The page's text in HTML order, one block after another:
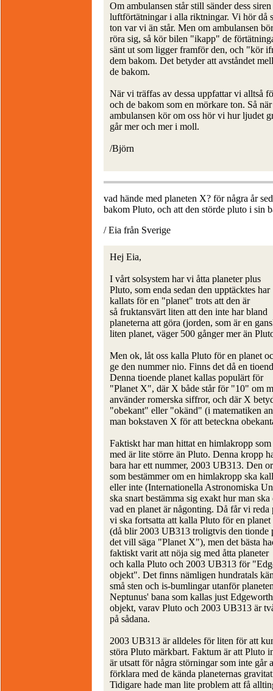
Om ambulansen står still sänder dess
luftförtätningar i alla riktningar. Vi hör då
ton var vi än står. Men om ambulansen
röra sig, så kör bilen "ikapp" de
sänt ut som ligger framför den, och "kör
dem bakom. Det betyder att avståndet
de bakom.
När vi träffas av dessa uppfattar vi alltså
och de bakom som en mörkare ton. Så när
ambulansen kör om oss hör vi hur ljudet
går mer och mer i moll.
/Björn
vad hände med planeten X? för några år
bakom Pluto, och att den störde pluto i sin
/ Eia från Sverige
Hej Eia,
I vårt solsystem har vi åtta planeter plus
Pluto, som enda sedan den upptäcktes har
kallats för en "planet" trots att den är
så fruktansvärt liten att den inte har bland
planeterna att göra (jorden, som är en
liten planet, väger 500 gånger mer än
Men ok, låt oss kalla Pluto för en planet
ge den nummer nio. Finns det då en
Denna tioende planet kallas populärt för
"Planet X", där X både står för "10" om
använder romerska siffror, och där X
"obekant" eller "okänd" (i matematiken
man bokstaven X för att beteckna
Faktiskt har man hittat en himlakropp
med är lite större än Pluto. Denna kropp
bara har ett nummer, 2003 UB313. Den
som bestämmer om en himlakropp ska
eller inte (Internationella Astronomiska
ska snart bestämma sig exakt hur man
vad en planet är någonting. Då får vi reda
vi ska fortsatta att kalla Pluto för en planet
(då blir 2003 UB313 troligtvis den tionde
det vill säga "Planet X"), men det bästa
faktiskt varit att nöja sig med åtta planeter
och kalla Pluto och 2003 UB313 för
objekt". Det finns nämligen hundratals
små sten och is-bumlingar utanför
Neptunus' bana som kallas just
objekt, varav Pluto och 2003 UB313 är
på sådana.
2003 UB313 är alldeles för liten för att
störa Pluto märkbart. Faktum är att Pluto
är utsatt för några störningar som inte går
förklara med de kända planeternas
Tidigare hade man lite problem att få